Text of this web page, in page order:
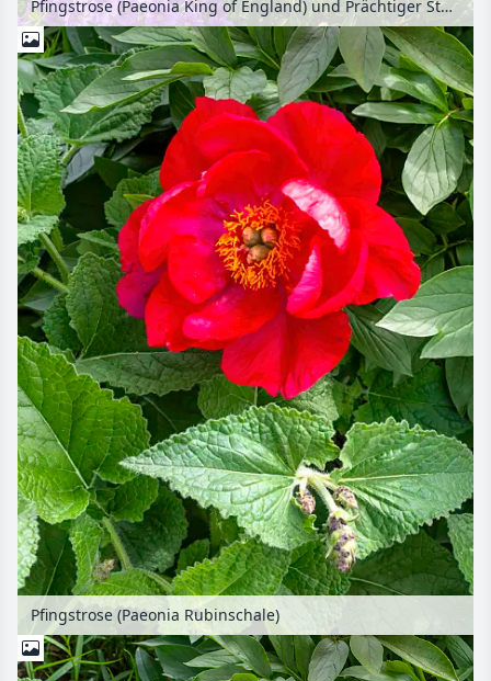
Pfingstrose (Paeonia King of England) und Prächtiger Storchschnabel (Geranium x magnificum)
Pfingstrose (Paeonia Rubinschale)